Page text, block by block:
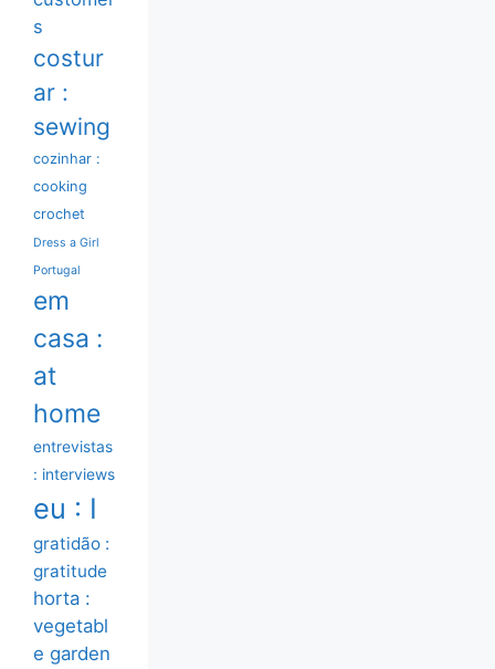
s
costur
ar :
sewing
cozinhar :
cooking
crochet
Dress a Girl
Portugal
em
casa :
at
home
entrevistas
: interviews
eu : I
gratidão :
gratitude
horta :
vegetabl
e garden